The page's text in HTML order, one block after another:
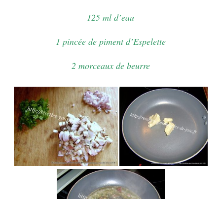
125 ml d’eau
1 pincée de piment d’Espelette
2 morceaux de beurre